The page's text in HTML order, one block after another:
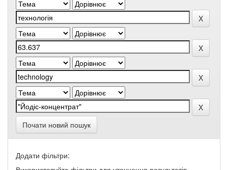
Почати новий пошук
Додати фільтри: